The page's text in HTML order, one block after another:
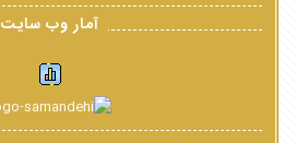
آمار وب سایت